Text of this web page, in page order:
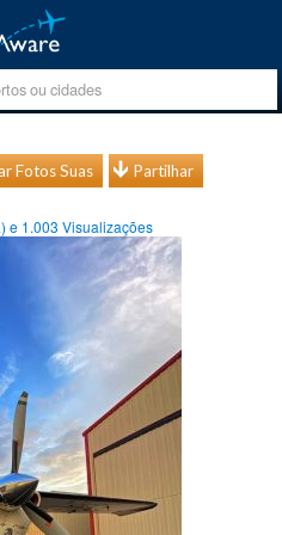
Fotos Suas Partilhar
e 1.003 Visualizações